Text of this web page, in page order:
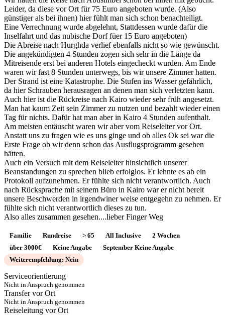
Leider, da diese vor Ort für 75 Euro angeboten wurde. (Also
günstiger als bei ihnen) hier fühlt man sich schon benachteiligt.
Eine Verrechnung wurde abgelehnt, Stattdessen wurde dafür die
Inselfahrt und das nubische Dorf füer 15 Euro angeboten)
Die Abreise nach Hurghda verlief ebenfalls nicht so wie gewünscht.
Die angekündigten 4 Stunden zogen sich sehr in die Länge da
Mitreisende erst bei anderen Hotels eingecheckt wurden. Am Ende
waren wir fast 8 Stunden unterwegs, bis wir unsere Zimmer hatten.
Der Strand ist eine Katastrophe. Die Stufen ins Wasser gefährlich,
da hier Schrauben herausragen an denen man sich verletzten kann.
Auch hier ist die Rückreise nach Kairo wieder sehr früh angesetzt.
Man hat kaum Zeit sein Zimmer zu nutzen und bezahlt wieder einen
Tag für nichts. Dafür hat man aber in Kairo 4 Stunden aufenthalt.
Am meisten entäuscht waren wir aber vom Reiseleiter vor Ort.
Anstatt uns zu fragen wie es uns ginge und ob alles Ok sei war die
Erste Frage ob wir denn schon das Ausflugsprogramm gesehen
hätten.
Auch ein Versuch mit dem Reiseleiter hinsichtlich unserer
Beanstandungen zu sprechen blieb erfolglos. Er lehnte es ab ein
Protokoll aufzunehmen. Er fühlte sich nicht verantwortlich. Auch
nach Rücksprache mit seinem Büro in Kairo war er nicht bereit
unsere Beschwerden in irgendwiner weise entgegehn zu nehmen. Er
fühlte sich nicht verantwortlich dieses zu tun.
Also alles zusammen gesehen....lieber Finger Weg
Familie Rundreise > 65 All Inclusive
2 Wochen
über 3000€
Keine Angabe
September Keine Angabe
Weiterempfehlung: Nein
Serviceorientierung
Nicht in Anspruch genommen
Transfer vor Ort
Nicht in Anspruch genommen
Reiseleitung vor Ort